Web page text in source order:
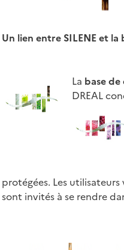
Un lien entre SILENE et
La base
DREAL
protégées. Les
sont invités à se rendre